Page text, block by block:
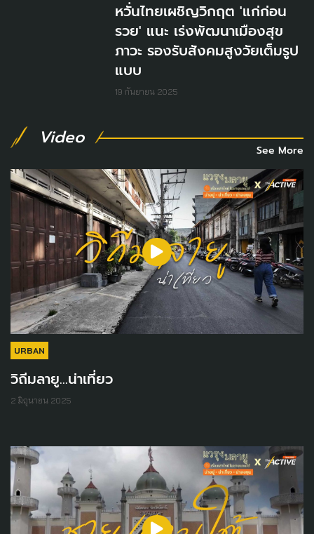
หวั่นไทยเผชิญวิกฤต 'แก่ก่อน
รวย' แนะ เร่งพัฒนาเมืองสุข
ภาวะ รองรับสังคมสูงวัยเต็มรูป
แบบ
19 กันยายน 2025
Video
See More
URBAN
วิถีมลายู...น่าเที่ยว
2 มิถุนายน 2025